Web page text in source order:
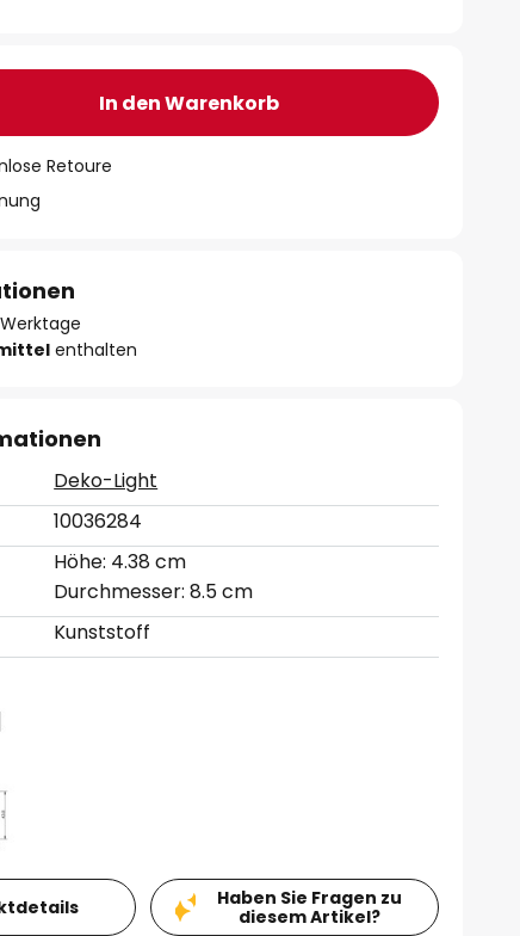
In den Warenkorb
Retoure
enthalten
Deko-Light
10036284
Höhe: 4.38 cm
Durchmesser: 8.5 cm
Kunststoff
Haben Sie Fragen zu
diesem Artikel?